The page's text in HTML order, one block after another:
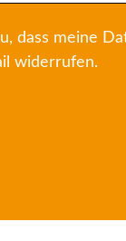
dass meine
widerrufen.